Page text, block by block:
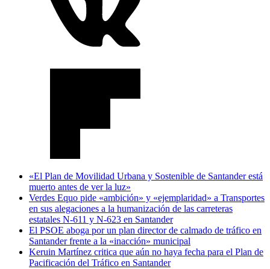
«El Plan de Movilidad Urbana y Sostenible de Santander está
muerto antes de ver la luz»
Verdes Equo pide «ambición» y «ejemplaridad» a Transportes
en sus alegaciones a la humanización de las carreteras
estatales N-611 y N-623 en Santander
El PSOE aboga por un plan director de calmado de tráfico en
Santander frente a la «inacción» municipal
Keruin Martínez critica que aún no haya fecha para el Plan de
Pacificación del Tráfico en Santander